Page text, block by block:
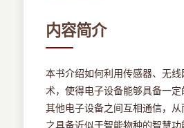
内容简介
本书介绍如何利用传感器、无
术，使得电子设备能够具备一
其他电子设备之间互相通信，
之具备近似于智能物种的智慧